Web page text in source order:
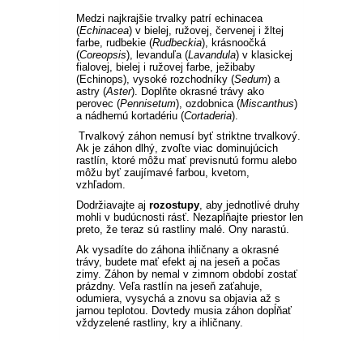
Medzi najkrajšie trvalky patrí echinacea
(Echinacea) v bielej, ružovej, červenej i žltej
farbe, rudbekie (Rudbeckia), krásnoočká
(Coreopsis), levanduľa (Lavandula) v klasickej
fialovej, bielej i ružovej farbe, ježibaby
(Echinops), vysoké rozchodníky (Sedum) a
astry (Aster). Doplňte okrasné trávy ako
perovec (Pennisetum), ozdobnica (Miscanthus)
a nádhernú kortadériu (Cortaderia).
Trvalkový záhon nemusí byť striktne trvalkový.
Ak je záhon dlhý, zvoľte viac dominujúcich
rastlín, ktoré môžu mať previsnutú formu alebo
môžu byť zaujímavé farbou, kvetom,
vzhľadom.
Dodržiavajte aj rozostupy , aby jednotlivé druhy
mohli v budúcnosti rásť. Nezapĺňajte priestor len
preto, že teraz sú rastliny malé. Ony narastú.
Ak vysadíte do záhona ihličnany a okrasné
trávy, budete mať efekt aj na jeseň a počas
zimy. Záhon by nemal v zimnom období zostať
prázdny. Veľa rastlín na jeseň zaťahuje,
odumiera, vysychá a znovu sa objavia až s
jarnou teplotou. Dovtedy musia záhon dopĺňať
vždyzelené rastliny, kry a ihličnany.